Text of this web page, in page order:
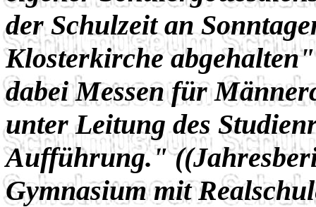
der Schulzeit an
Klosterkirche
dabei Messen für
unter Leitung des
Aufführung."
Gymnasium mit